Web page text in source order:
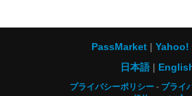
PassMarket
Yahoo!
日本語
プライバシーポリシー
プライ